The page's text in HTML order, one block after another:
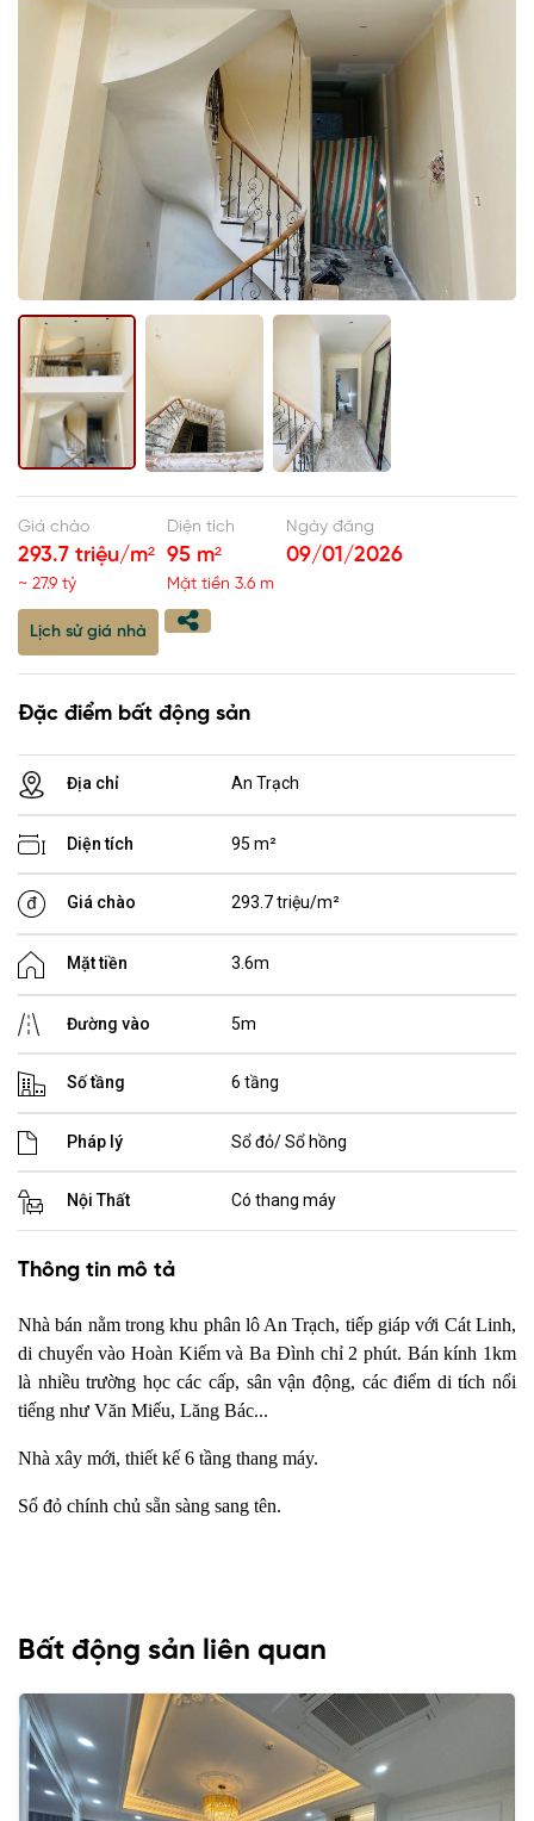
Giá chào
293.7 triệu/m²
~ 27.9 tỷ
Diện tích
95 m²
Mặt tiền 3.6 m
Ngày đăng
09/01/2026
Lịch sử giá nhà
Đặc điểm bất động sản
Địa chỉ An Trạch
Diện tích 95 m²
Giá chào 293.7 triệu/m²
Mặt tiền 3.6m
Đường vào 5m
Số tầng 6 tầng
Pháp lý Sổ đỏ/ Sổ hồng
Nội Thất Có thang máy
Thông tin mô tả
Nhà bán nằm trong khu phân lô An Trạch, tiếp giáp với Cát Linh,
di chuyển vào Hoàn Kiếm và Ba Đình chỉ 2 phút. Bán kính 1km
là nhiều trường học các cấp, sân vận động, các điểm di tích nổi
tiếng như Văn Miếu, Lăng Bác...
Nhà xây mới, thiết kế 6 tầng thang máy.
Sổ đỏ chính chủ sẵn sàng sang tên.
Bất động sản liên quan